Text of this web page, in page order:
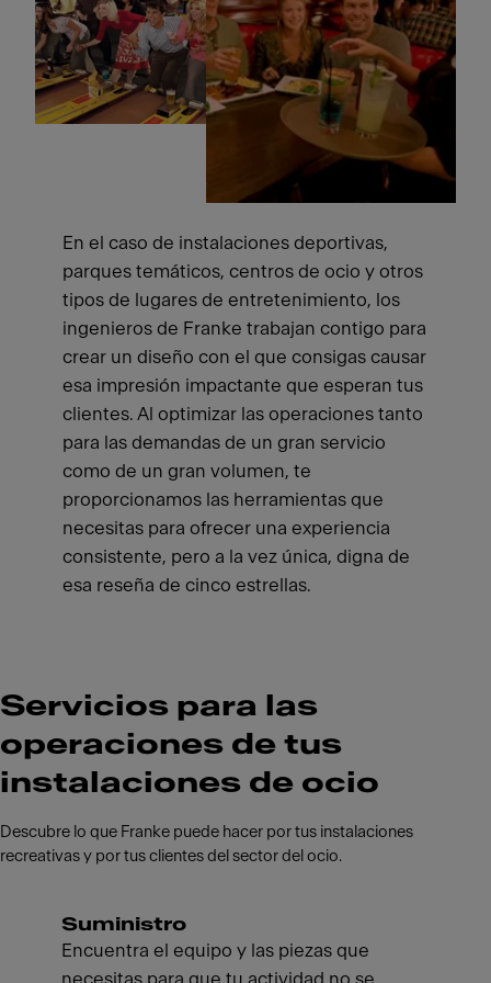
En el caso de instalaciones deportivas,
parques temáticos, centros de ocio y otros
tipos de lugares de entretenimiento, los
ingenieros de Franke trabajan contigo para
crear un diseño con el que consigas causar
esa impresión impactante que esperan tus
clientes. Al optimizar las operaciones tanto
para las demandas de un gran servicio
como de un gran volumen, te
proporcionamos las herramientas que
necesitas para ofrecer una experiencia
consistente, pero a la vez única, digna de
esa reseña de cinco estrellas.
Servicios para las
operaciones de tus
instalaciones de ocio
Descubre lo que Franke puede hacer por tus instalaciones
recreativas y por tus clientes del sector del ocio.
Suministro
Encuentra el equipo y las piezas que
necesitas para que tu actividad no se